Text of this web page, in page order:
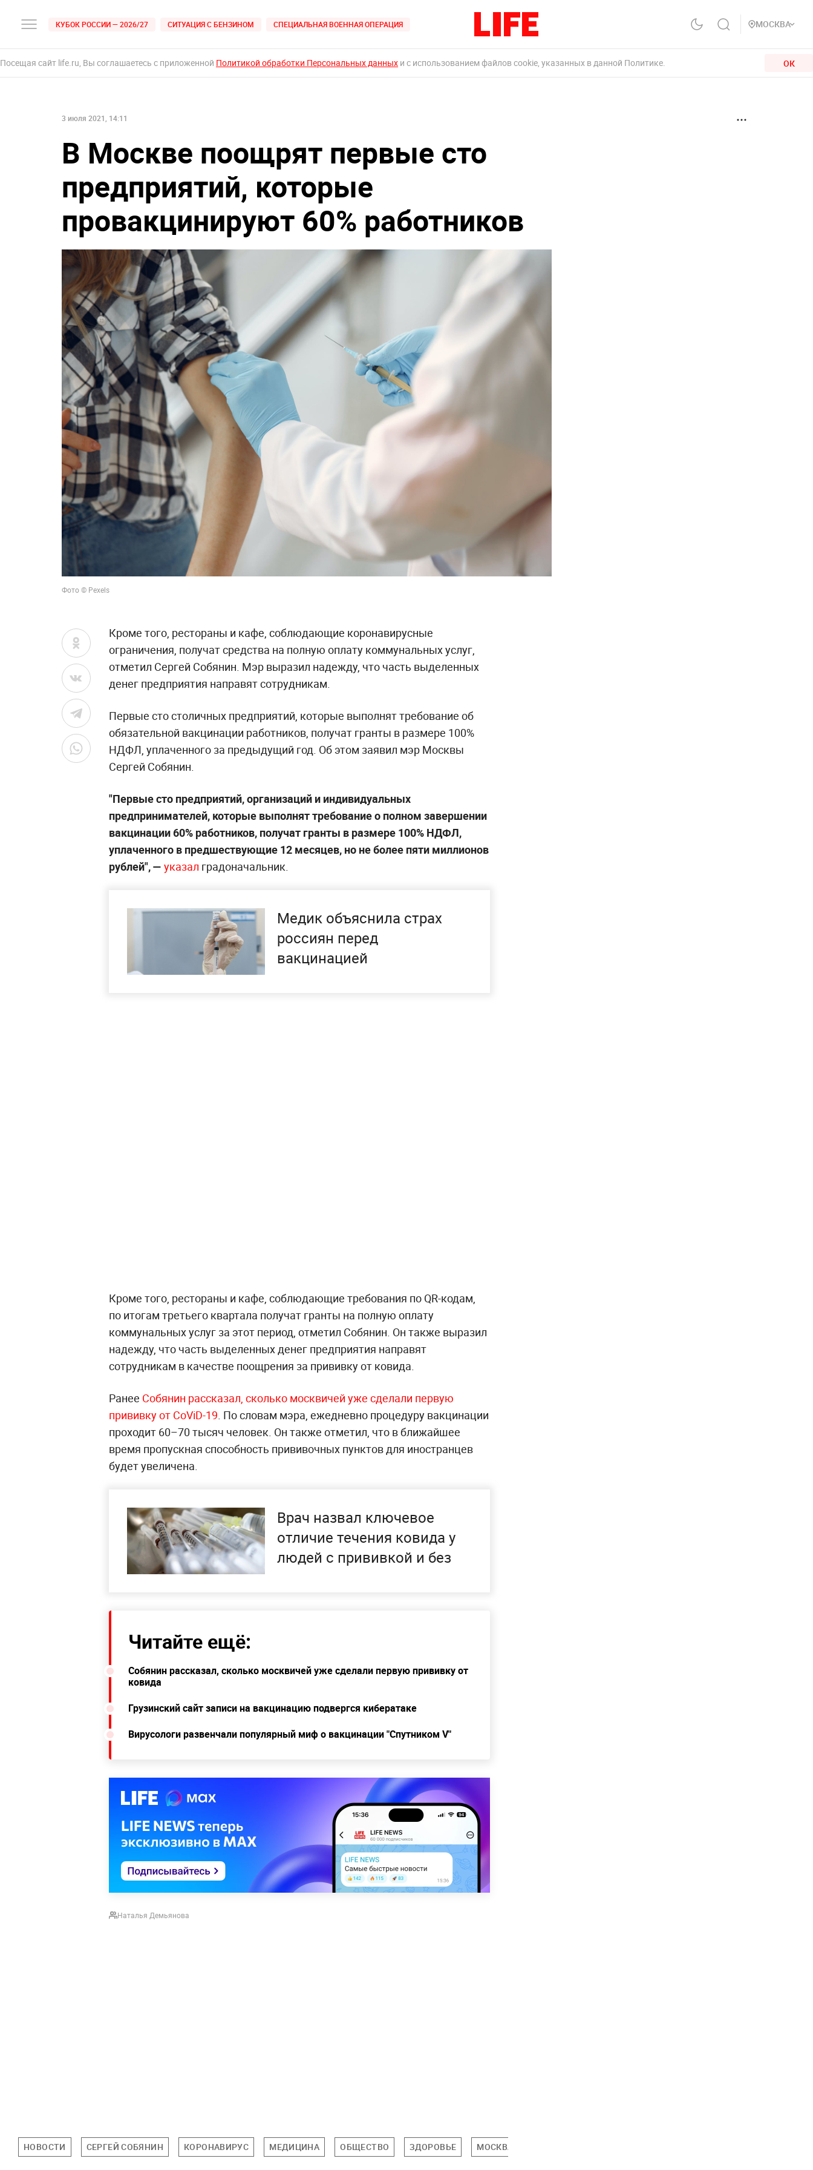
КУБОК РОССИИ — 2026/27 СИТУАЦИЯ С БЕНЗИНОМ СПЕЦИАЛЬНАЯ ВОЕННАЯ ОПЕРАЦИЯ МОСКВА
Посещая сайт life.ru, Вы соглашаетесь с приложенной Политикой обработки Персональных данных и с использованием файлов cookie, указанных в данной Политике. ОК
3 июля 2021, 14:11
В Москве поощрят первые сто
предприятий, которые
провакцинируют 60% работников
Фото © Pexels
Кроме того, рестораны и кафе, соблюдающие коронавирусные
ограничения, получат средства на полную оплату коммунальных услуг,
отметил Сергей Собянин. Мэр выразил надежду, что часть выделенных
денег предприятия направят сотрудникам.
Первые сто столичных предприятий, которые выполнят требование об
обязательной вакцинации работников, получат гранты в размере 100%
НДФЛ, уплаченного за предыдущий год. Об этом заявил мэр Москвы
Сергей Собянин.
"Первые сто предприятий, организаций и индивидуальных
предпринимателей, которые выполнят требование о полном завершении
вакцинации 60% работников, получат гранты в размере 100% НДФЛ,
уплаченного в предшествующие 12 месяцев, но не более пяти миллионов
рублей", — указал градоначальник.
Медик объяснила страх
россиян перед
вакцинацией
Кроме того, рестораны и кафе, соблюдающие требования по QR-кодам,
по итогам третьего квартала получат гранты на полную оплату
коммунальных услуг за этот период, отметил Собянин. Он также выразил
надежду, что часть выделенных денег предприятия направят
сотрудникам в качестве поощрения за прививку от ковида.
Ранее Собянин рассказал, сколько москвичей уже сделали первую
прививку от CoViD-19. По словам мэра, ежедневно процедуру вакцинации
проходит 60–70 тысяч человек. Он также отметил, что в ближайшее
время пропускная способность прививочных пунктов для иностранцев
будет увеличена.
Врач назвал ключевое
отличие течения ковида у
людей с прививкой и без
Читайте ещё:
Собянин рассказал, сколько москвичей уже сделали первую прививку от
ковида
Грузинский сайт записи на вакцинацию подвергся кибератаке
Вирусологи развенчали популярный миф о вакцинации "Спутником V"
Наталья Демьянова
НОВОСТИ СЕРГЕЙ СОБЯНИН КОРОНАВИРУС МЕДИЦИНА ОБЩЕСТВО ЗДОРОВЬЕ МОСКВА